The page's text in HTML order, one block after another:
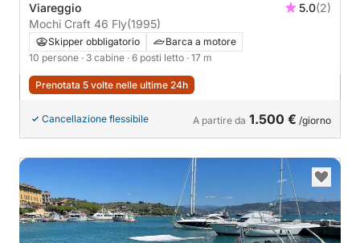
Viareggio 5.0(2)
Mochi Craft 46 Fly(1995)
Skipper obbligatorio
Barca a motore
10 persone · 3 cabine · 6 posti letto · 17 m
Prenotata 5 volte nelle ultime 24h
Cancellazione flessibile A partire da 1.500 € /giorno